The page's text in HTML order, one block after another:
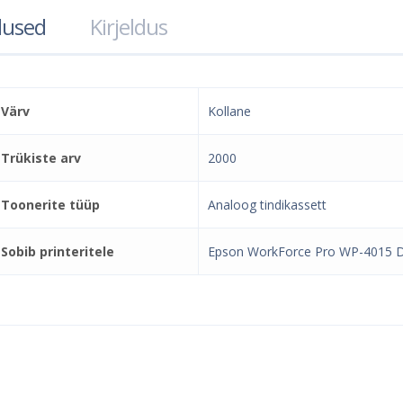
Kirjeldus
Värv Kollane
Trükiste arv 2000
Toonerite tüüp Analoog tindikassett
Sobib printeritele Epson WorkForce Pro WP-4015